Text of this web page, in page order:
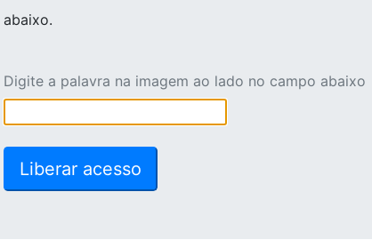
Digite a palavra na imagem ao lado no campo abaixo